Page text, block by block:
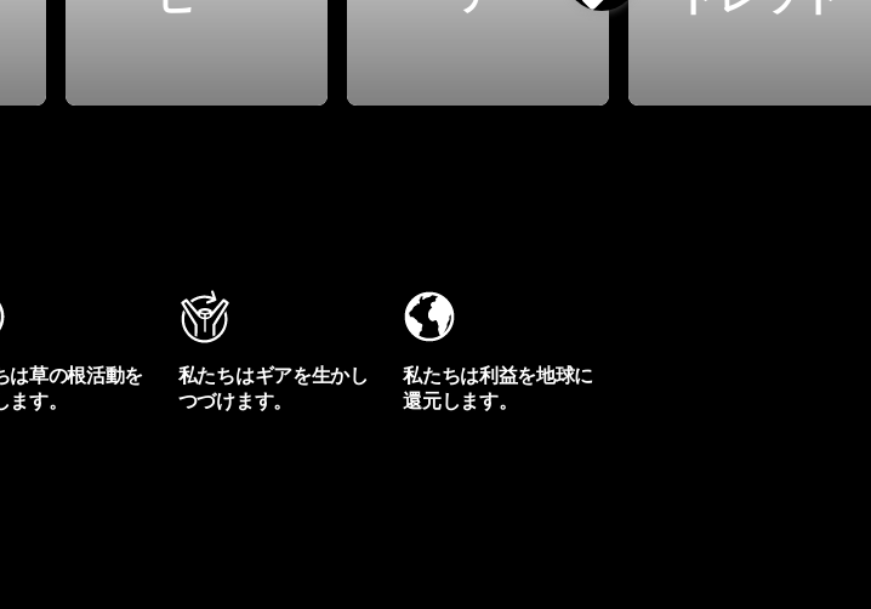
は草の根活動を
す。
私たちはギアを生かし
つづけます。
私たちは利益を地球に
還元します。